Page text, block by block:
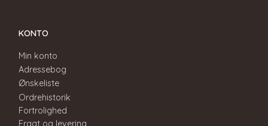
KONTO
Min konto
Adressebog
Ønskeliste
Ordrehistorik
Fortrolighed
Fragt og levering